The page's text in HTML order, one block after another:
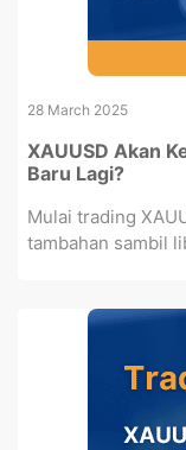
28 March 2025
XAUUSD Akan
Baru Lagi?
Mulai trading
tambahan sambil